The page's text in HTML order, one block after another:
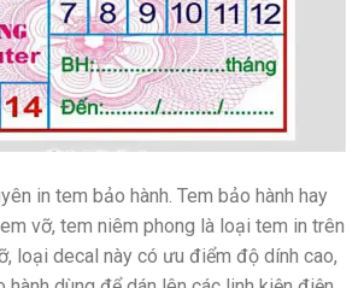
in tem bảo hành. Tem bảo hành hay
vỡ, tem niêm phong là loại tem in trên
loại decal này có ưu điểm độ dính cao,